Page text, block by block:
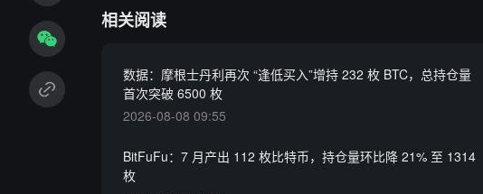
相关阅读
数据：摩根士丹利再次 “逢低买入”增持 232 枚 BTC，总持仓量
首次突破 6500 枚
2026-08-08 09:55
BitFuFu：7 月产出 112 枚比特币，持仓量环比降 21% 至 1314
枚